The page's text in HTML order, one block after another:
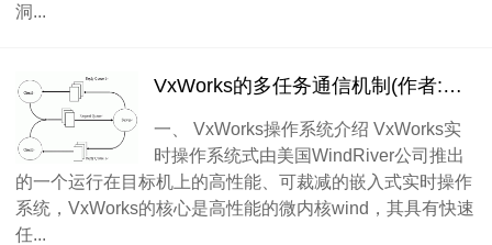
洞...
VxWorks的多任务通信机制(作者:陈军科)
一、 VxWorks操作系统介绍 VxWorks实
时操作系统式由美国WindRiver公司推出
的一个运行在目标机上的高性能、可裁减的嵌入式实时操作
系统，VxWorks的核心是高性能的微内核wind，其具有快速
任...